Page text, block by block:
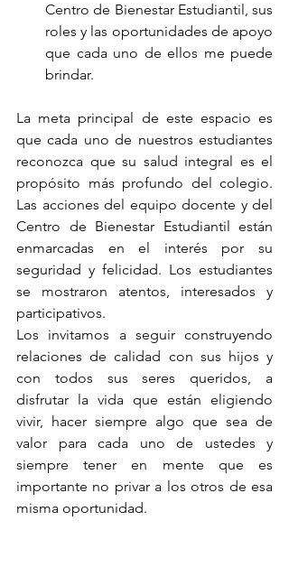
Centro de Bienestar Estudiantil, sus
roles y las oportunidades de apoyo
que cada uno de ellos me puede
brindar.
La meta principal de este espacio es
que cada uno de nuestros estudiantes
reconozca que su salud integral es el
propósito más profundo del colegio.
Las acciones del equipo docente y del
Centro de Bienestar Estudiantil están
enmarcadas en el interés por su
seguridad y felicidad. Los estudiantes
se mostraron atentos, interesados y
participativos.
Los invitamos a seguir construyendo
relaciones de calidad con sus hijos y
con todos sus seres queridos, a
disfrutar la vida que están eligiendo
vivir, hacer siempre algo que sea de
valor para cada uno de ustedes y
siempre tener en mente que es
importante no privar a los otros de esa
misma oportunidad.